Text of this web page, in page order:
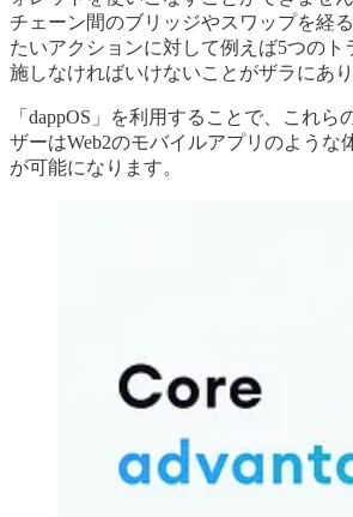
チェーン間のブリッジやスワップを経
たいアクションに対して例えば5つのト
施しなければいけないことがザラにあり
「dappOS」を利用することで、これら
ザーはWeb2のモバイルアプリのような
が可能になります。